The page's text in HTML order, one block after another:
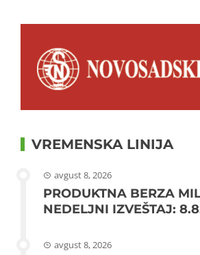
VREMENSKA LINIJA
avgust 8, 2026
PRODUKTNA BERZA
NEDELJNI IZVEŠTAJ:
avgust 8, 2026